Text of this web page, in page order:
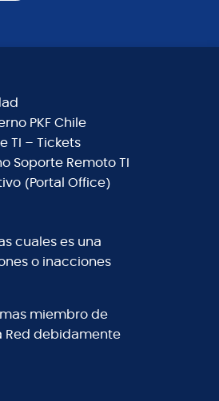
PKF Chile
TI – Tickets
Soporte Remoto TI
(Portal Office)
cuales es una
o inacciones
miembro de
Red debidamente